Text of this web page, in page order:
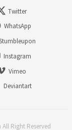
Twitter
WhatsApp
Instagram
Vimeo
Deviantart
Right Reserved